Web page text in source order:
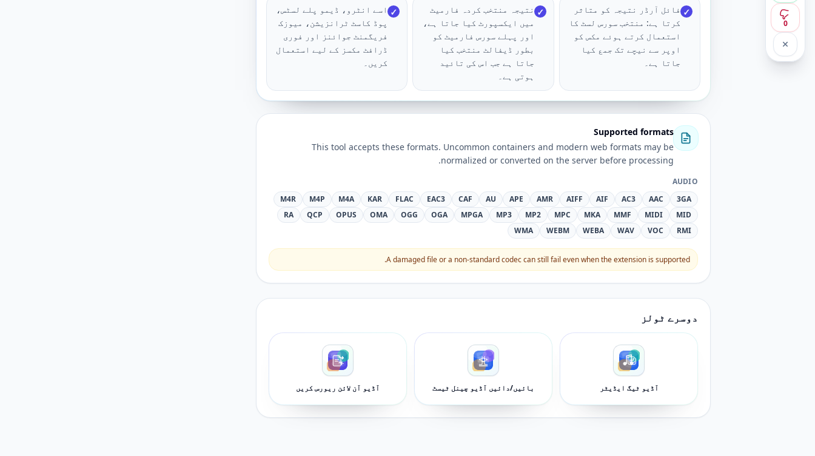
0
✓ فائل آرڈر نتیجہ کو متاثر
کرتا ہے: منتخب سورس لسٹ کا
استعمال کرتے ہوئے مکس کو
اوپر سے نیچے تک جمع کیا
جاتا ہے۔
✓ نتیجہ منتخب کردہ فارمیٹ
میں ایکسپورٹ کیا جاتا ہے،
اور پہلے سورس فارمیٹ کو
بطور ڈیفالٹ منتخب کیا
جاتا ہے جب اس کی تائید
ہوتی ہے۔
✓ اسے انٹرو، ڈیمو پلے لسٹس،
پوڈ کاسٹ ٹرانزیشن، میوزک
فریگمنٹ جوائنز اور فوری
ڈرافٹ مکسز کے لیے استعمال
کریں۔
Supported formats
This tool accepts these formats. Uncommon containers and modern web formats may be
normalized or converted on the server before processing.
AUDIO
3GA
AAC
AC3
AIF
AIFF
AMR
APE
AU
CAF
EAC3
FLAC
KAR
M4A
M4P
M4R
MID
MIDI
MMF
MKA
MPC
MP2
MP3
MPGA
OGA
OGG
OMA
OPUS
QCP
RA
RMI
VOC
WAV
WEBA
WEBM
WMA
A damaged file or a non-standard codec can still fail even when the extension is supported.
دوسرے ٹولز
آڈیو ٹیگ ایڈیٹر بائیں/دائیں آڈیو چینل ٹیسٹ آڈیو آن لائن ریورس کریں